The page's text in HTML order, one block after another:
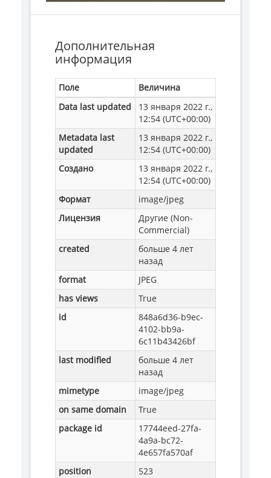
Дополнительная
информация
Поле
Величина
Data last updated
13 января 2022 г.,
12:54 (UTC+00:00)
Metadata last
updated
13 января 2022 г.,
12:54 (UTC+00:00)
Создано
13 января 2022 г.,
12:54 (UTC+00:00)
Формат
image/jpeg
Лицензия
Другие (Non-
Commercial)
created
больше 4 лет
назад
format
JPEG
has views
True
id
848a6d36-b9ec-
4102-bb9a-
6c11b43426bf
last modified
больше 4 лет
назад
mimetype
image/jpeg
on same domain
True
package id
17744eed-27fa-
4a9a-bc72-
4e657fa570af
position
523